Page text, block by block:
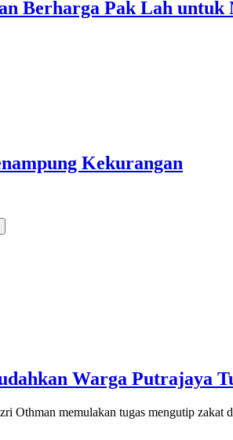
Berharga Pak Lah
Kekurangan
Warga Putrajaya
Othman memulakan tugas mengutip zakat